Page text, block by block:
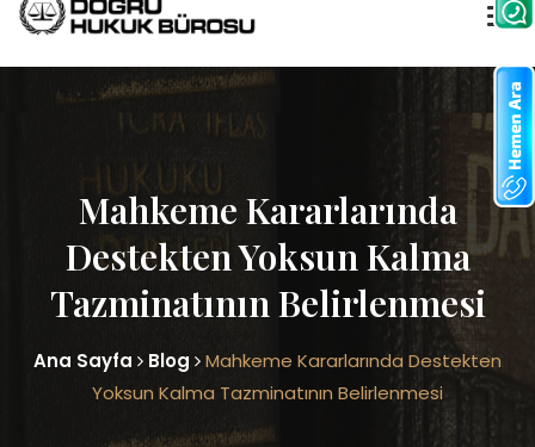
Mahkeme Kararlarında
Destekten Yoksun Kalma
Tazminatının Belirlenmesi
Ana Sayfa Blog
Mahkeme Kararlarında Destekten
Yoksun Kalma Tazminatının Belirlenmesi